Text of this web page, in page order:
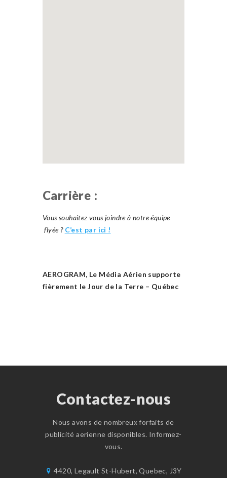
Carrière :
Vous souhaitez vous joindre à notre équipe
flyée ? C’est par ici !
AEROGRAM, Le Média Aérien supporte
fièrement le Jour de la Terre – Québec
Contactez-nous
Nous avons de nombreux forfaits de
publicité aerienne disponibles. Informez-
vous.
4420, Legault St-Hubert, Quebec, J3Y